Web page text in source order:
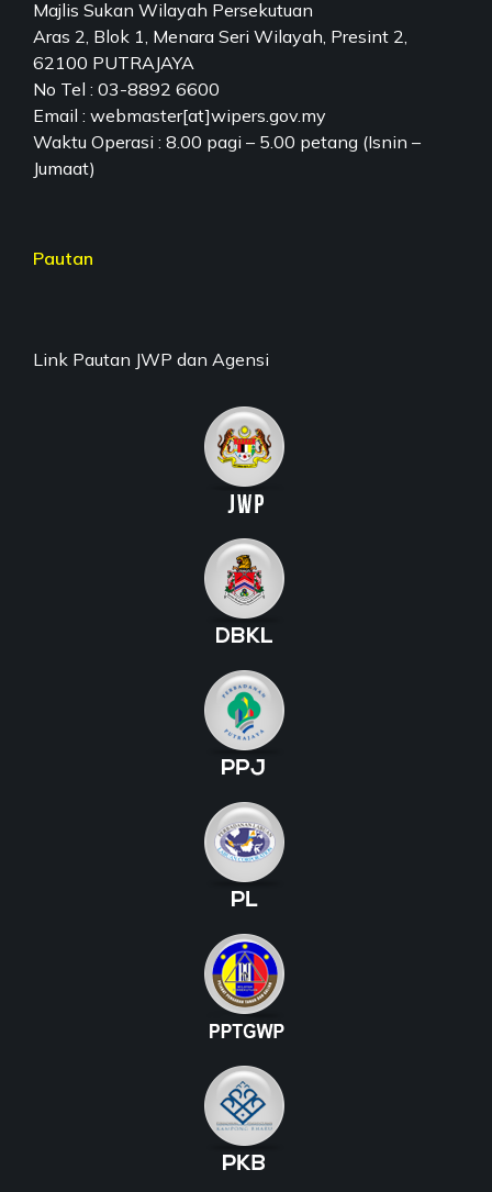
Majlis Sukan Wilayah Persekutuan
Aras 2, Blok 1, Menara Seri Wilayah, Presint 2,
62100 PUTRAJAYA
No Tel : 03-8892 6600
Email : webmaster[at]wipers.gov.my
Waktu Operasi : 8.00 pagi – 5.00 petang (Isnin –
Jumaat)
Pautan
Link Pautan JWP dan Agensi